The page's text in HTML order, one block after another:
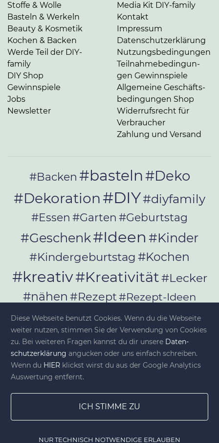
Stoffe & Wolle
Basteln & Werkeln
Beauty & Kosmetik
Kochen & Backen
Werde Teil der DIY-
family
DIY Shop
Gewinnspiele
Jobs
Newsletter
Media Kit DIY-family
Kontakt
Impressum
Da­ten­schutz­er­klä­rung
Nut­zungs­be­din­gun­gen
Teil­nah­me­be­din­gun­
gen Gewinnspiele
Allgemeine Ge­schäfts­
be­din­gun­gen Shop
Widerrufsrecht für
Verbraucher
Zahlung und Versand
#Backen #basteln#Deko
#Dekoration #DIY#diyfamily
#Essen #Garten #Geburtstag
#Geschenk#Ideen #Kinder
#Kindergeburtstag #Kochen
#kreativ#Kreativität#Lecker
#nähen #Rezept#Rezept-Ideen
#Rezepte#selber_bauen
#selber_machen
#Selbermachen#selber_nähen
#Selfmade
#Upcycling#Werkeln
Diese Webseite benutzt Cookies. Wenn du die Webseite
weiter nutzen, stimmen Sie der Verwendung von Cookies
zu. Bei weiteren Fragen kannst du dir unsere Da­ten­
schutz­er­klä­rung angucken oder uns einfach schreiben.
Wenn du HIER klickst wirst du aus der Google Analytics
Auswertung entfernt.
ICH STIMME ZU
NUR TECHNISCH NOTWENDIGE ERLAUBEN